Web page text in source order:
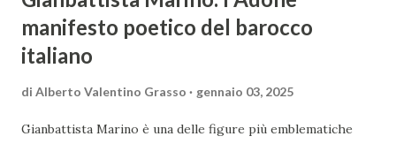
manifesto poetico del barocco
italiano
di Alberto Valentino Grasso gennaio 03, 2025
Gianbattista Marino è una delle figure più emblematiche